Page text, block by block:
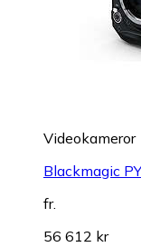
Videokameror
Blackmagic
fr.
56 612 kr